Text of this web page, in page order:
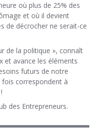
où plus de 25% des
et où il devient
de décrocher ne serait-ce
de la politique », connaît
et avance les éléments
futurs de notre
correspondent à
des Entrepreneurs.